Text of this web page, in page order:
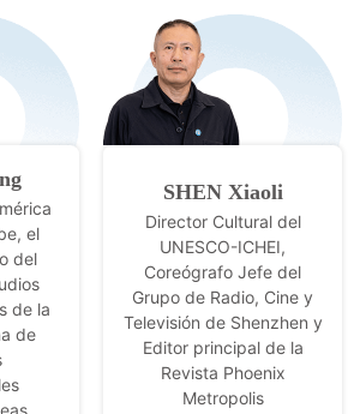
el
del
de la
de
SHEN Xiaoli
Director Cultural del
UNESCO-ICHEI,
Coreógrafo Jefe del
Grupo de Radio, Cine y
Televisión de Shenzhen y
Editor principal de la
Revista Phoenix
Metropolis